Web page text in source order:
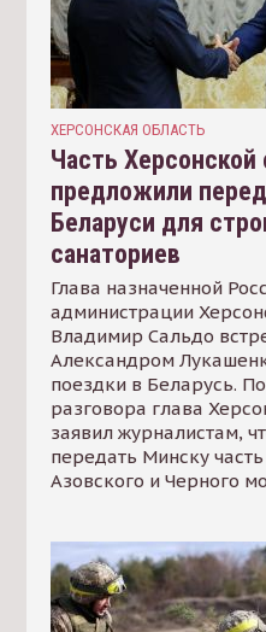
ХЕРСОНСКАЯ ОБЛАСТЬ
Часть Херсонской
предложили
Беларуси для
санаториев
Глава назначенной
администрации
Владимир Сальдо
Александром
поездки в Беларусь.
разговора глава
заявил журналистам,
передать Минску
Азовского и Черного